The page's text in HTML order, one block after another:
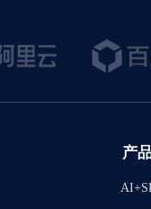
产